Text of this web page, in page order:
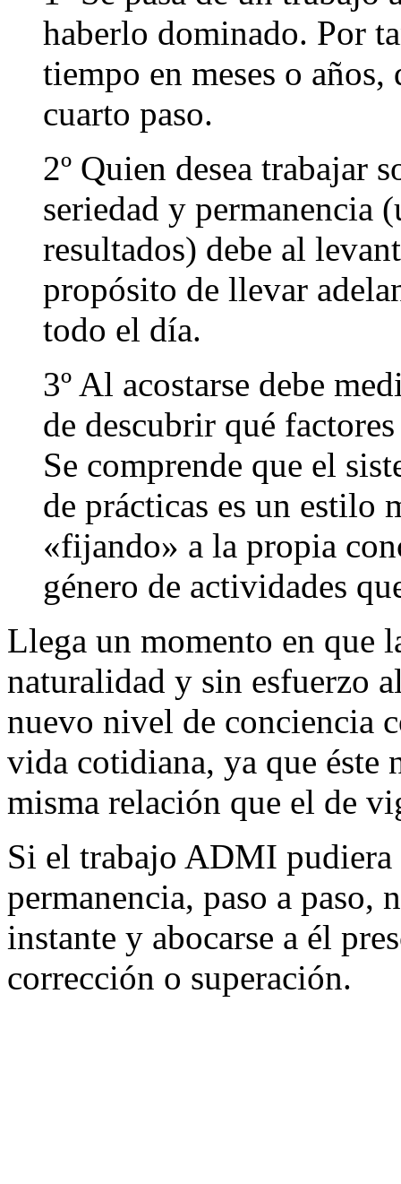
haberlo dominado. Por
tiempo en meses o
cuarto paso.
2º Quien desea trabajar
seriedad y permanencia
resultados) debe al
propósito de llevar
todo el día.
3º Al acostarse debe
de descubrir qué
Se comprende que el
de prácticas es un estilo
«fijando» a la propia
género de actividades
Llega un momento en que
naturalidad y sin esfuerzo
nuevo nivel de conciencia
vida cotidiana, ya que éste
misma relación que el de
Si el trabajo ADMI pudiera
permanencia, paso a paso,
instante y abocarse a él
corrección o superación.